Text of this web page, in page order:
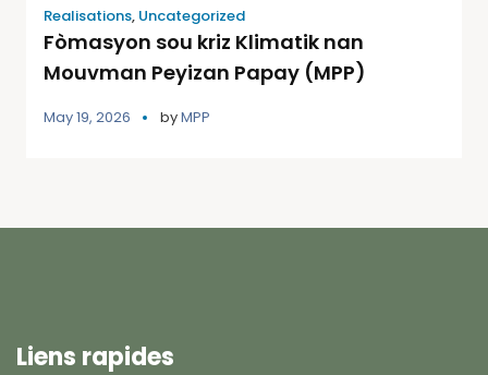
Realisations, Uncategorized
Fòmasyon sou kriz Klimatik nan
Mouvman Peyizan Papay (MPP)
May 19, 2026 byMPP
Liens rapides